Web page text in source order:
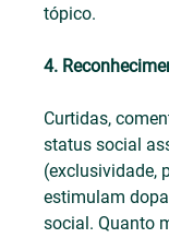
tópico.
4.
Curtidas,
status social
(exclusividade,
estimulam
social. Quanto